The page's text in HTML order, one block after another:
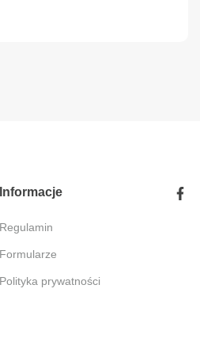
Informacje
Regulamin
Formularze
Polityka prywatności